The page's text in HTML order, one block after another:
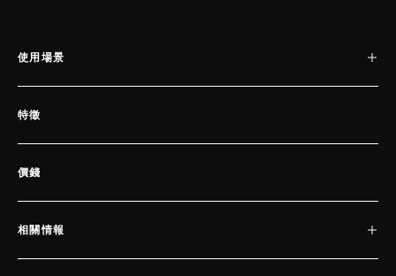
使用場景
特徵
價錢
相關情報